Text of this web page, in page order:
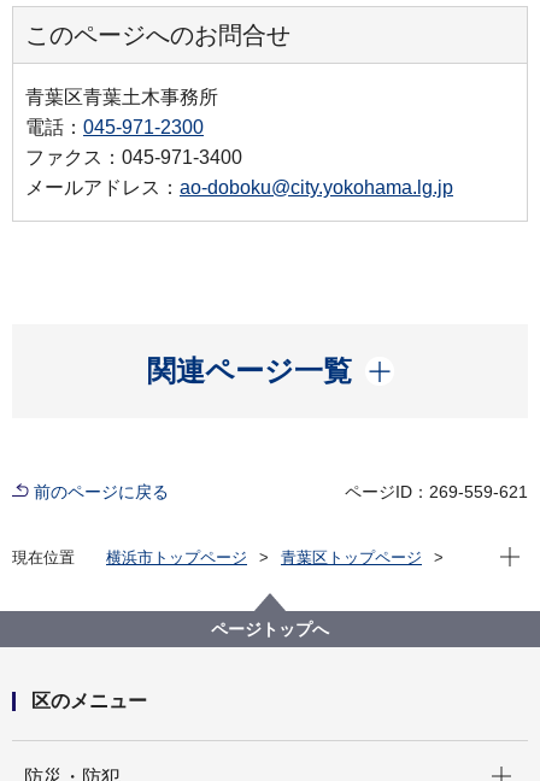
このページへのお問合せ
青葉区青葉土木事務所
電話： 045-971-2300
ファクス：045-971-3400
メールアドレス： ao-doboku@city.yokohama.lg.jp
関連ページ一覧
開く
前のページに戻る ページID：269-559-621
現在位置 横浜市トップページ
青葉区トップページ
藤が丘第七公園（ふじがおかだいななこうえん）
現在
ページトップへ
区のメニュー